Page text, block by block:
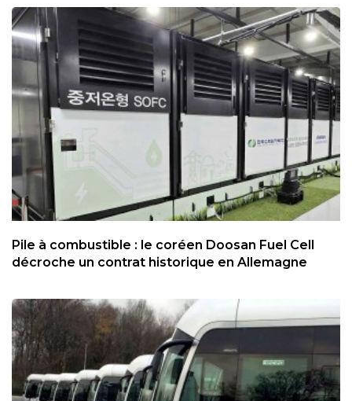
Pile à combustible : le coréen Doosan Fuel Cell
décroche un contrat historique en Allemagne